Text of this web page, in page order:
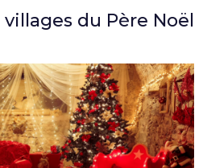
du Père Noël